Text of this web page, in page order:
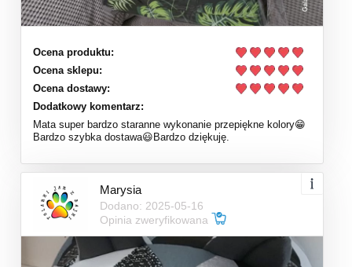
Ocena produktu:
Ocena sklepu:
Ocena dostawy:
Dodatkowy komentarz:
Mata super bardzo staranne wykonanie przepiękne kolory😁
Bardzo szybka dostawa😃Bardzo dziękuję.
Marysia
Dodano: 2025-05-16
Opinia zweryfikowana